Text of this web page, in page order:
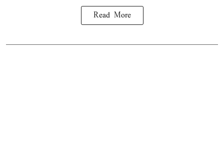
Read More